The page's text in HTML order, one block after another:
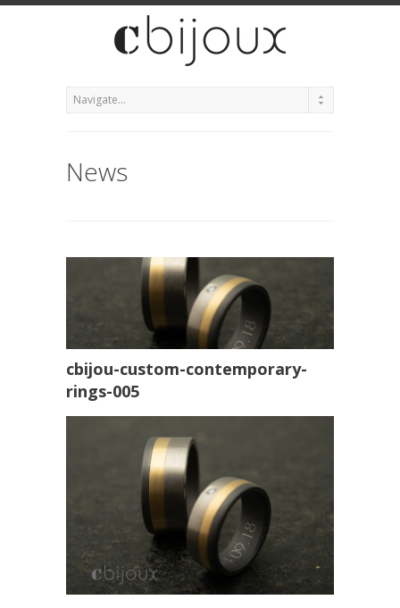
News
cbijou-custom-contemporary-
rings-005